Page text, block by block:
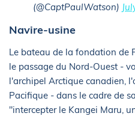
(@CaptPaulWatson)
Navire-usine
Le bateau de la fondation de
le passage du Nord-Ouest -
l'archipel Arctique canadien,
Pacifique - dans le cadre de
"intercepter le Kangei Maru,